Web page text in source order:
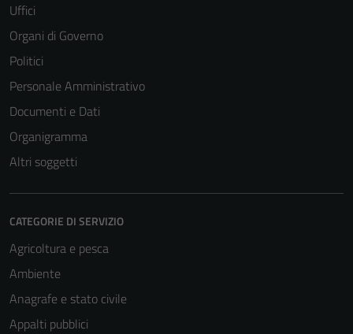
Uffici
Organi di Governo
Politici
Personale Amministrativo
Documenti e Dati
Organigramma
Altri soggetti
CATEGORIE DI SERVIZIO
Agricoltura e pesca
Ambiente
Anagrafe e stato civile
Appalti pubblici